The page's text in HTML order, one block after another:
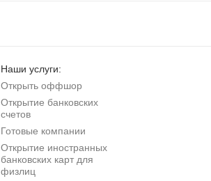
Наши услуги:
Открыть оффшор
Открытие банковских
счетов
Готовые компании
Открытие иностранных
банковских карт для
физлиц